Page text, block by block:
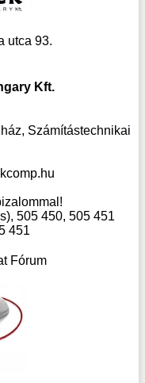
utca 93.
Kft.
Számítástechnikai
505 450, 505 451
451
Fórum